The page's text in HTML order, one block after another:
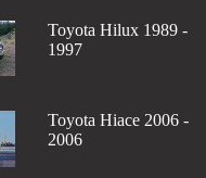
Toyota Hilux 1989 -
1997
Toyota Hiace 2006 -
2006